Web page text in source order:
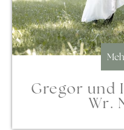
Gregor und
Wr.